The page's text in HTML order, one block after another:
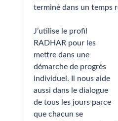
terminé dans un temps
J’utilise le profil
RADHAR pour les
mettre dans une
démarche de progrès
individuel. Il nous aide
aussi dans le dialogue
de tous les jours parce
que chacun se